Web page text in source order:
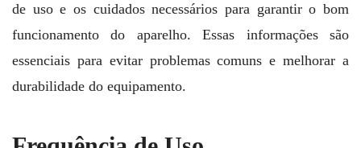
de uso e os cuidados necessários para garantir o bom
funcionamento do aparelho. Essas informações são
essenciais para evitar problemas comuns e melhorar a
durabilidade do equipamento.